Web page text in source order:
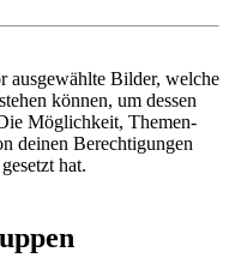
ausgewählte Bilder, welche
können, um dessen
Möglichkeit, Themen-
deinen Berechtigungen
hat.